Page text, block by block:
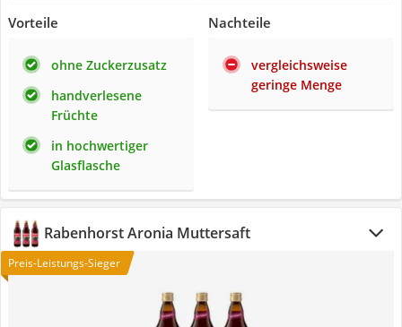
Vorteile
ohne Zuckerzusatz
handverlesene
Früchte
in hochwertiger
Glasflasche
Nachteile
vergleichsweise
geringe Menge
Rabenhorst Aronia Muttersaft
Preis-Leistungs-Sieger